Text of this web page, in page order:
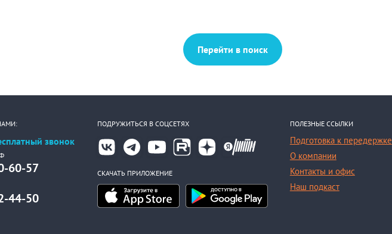
Перейти в поиск
звонок
60-57
44-50
ПОДРУЖИТЬСЯ В СОЦСЕТЯХ
СКАЧАТЬ ПРИЛОЖЕНИЕ
ПОЛЕЗНЫЕ ССЫЛКИ
Подготовка к передержке
О компании
Контакты и офис
Наш подкаст